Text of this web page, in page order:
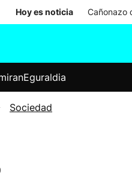
Hoy es noticia Cañonazo
Eguraldia
Sociedad